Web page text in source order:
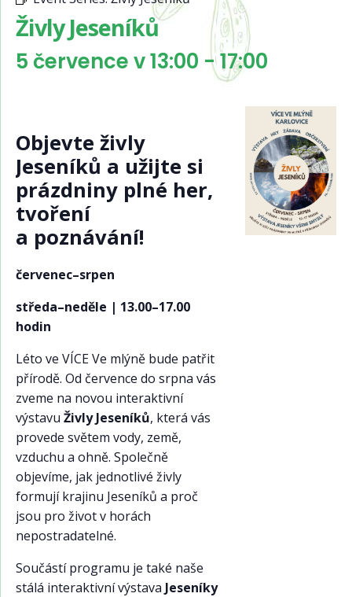
Živly Jeseníků
5 července v 13:00 -17:00
Objevte živly
Jeseníků a užijte si
prázdniny plné her,
tvoření
a poznávání!
červenec–srpen
středa–neděle | 13.00–17.00
hodin
Léto ve VÍCE Ve mlýně bude patřit
přírodě. Od července do srpna vás
zveme na novou interaktivní
výstavu Živly Jeseníků, která vás
provede světem vody, země,
vzduchu a ohně. Společně
objevíme, jak jednotlivé živly
formují krajinu Jeseníků a proč
jsou pro život v horách
nepostradatelné.
Součástí programu je také naše
stálá interaktivní výstava Jeseníky